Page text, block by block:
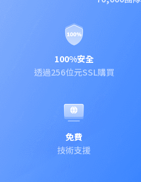
100%安全
透過256位元SSL購買
免費
技術支援